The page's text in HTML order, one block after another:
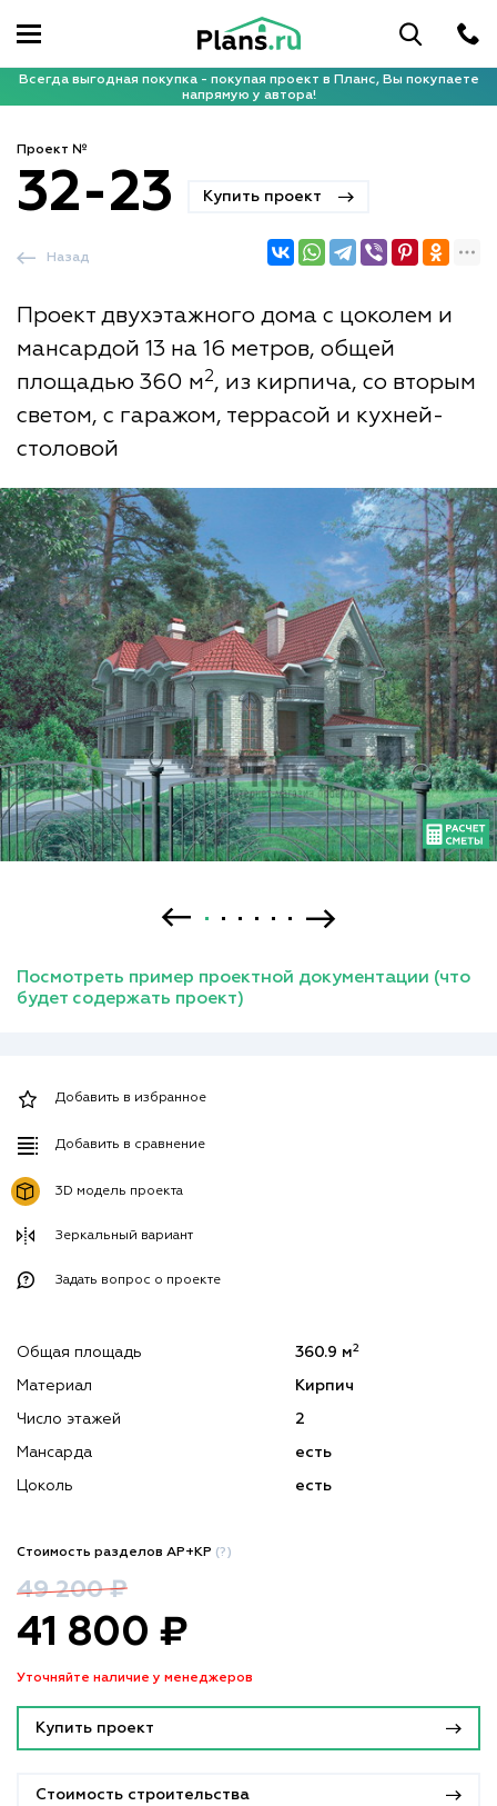
Всегда выгодная покупка - покупая проект в Планс, Вы покупаете
напрямую у автора!
Проект №
32-23 Купить проект
Проект двухэтажного дома с цоколем и
мансардой 13 на 16 метров, общей
площадью 360 м2, из кирпича, со вторым
светом, с гаражом, террасой и кухней-
столовой
Назад
Посмотреть пример проектной документации (что
будет содержать проект)
Добавить в избранное
Добавить в сравнение
3D модель проекта
Зеркальный вариант
Задать вопрос о проекте
Общая площадь 360.9 м2
Материал Кирпич
Число этажей 2
Мансарда есть
Цоколь есть
Стоимость разделов АР+КР (?)
49 200 ₽
41 800 ₽
Уточняйте наличие у менеджеров
Купить проект
Стоимость строительства